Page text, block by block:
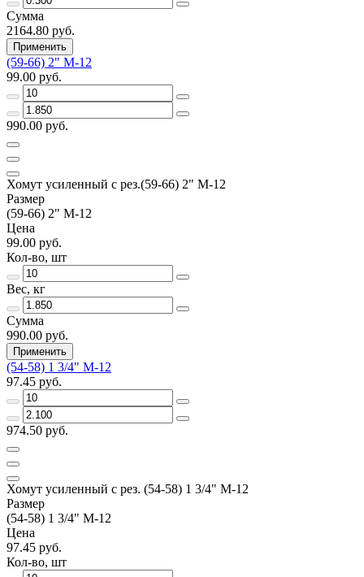
Сумма
2164.80 руб.
Применить
(59-66) 2" М-12
99.00 руб.
990.00 руб.
Хомут усиленный с рез.(59-66) 2" М-12
Размер
(59-66) 2" М-12
Цена
99.00 руб.
Кол-во, шт
Вес, кг
Сумма
990.00 руб.
Применить
(54-58) 1 3/4" М-12
97.45 руб.
974.50 руб.
Хомут усиленный с рез. (54-58) 1 3/4" М-12
Размер
(54-58) 1 3/4" М-12
Цена
97.45 руб.
Кол-во, шт